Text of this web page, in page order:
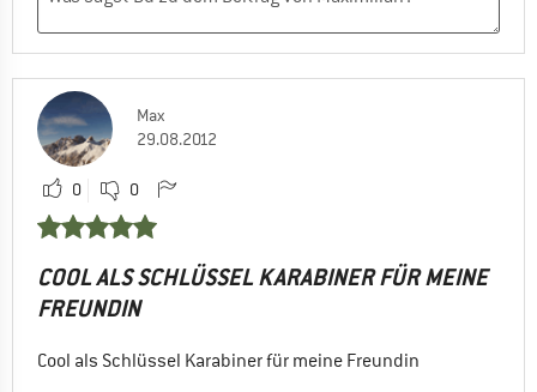
Max
29.08.2012
0 0
COOL ALS SCHLÜSSEL KARABINER FÜR MEINE
FREUNDIN
Cool als Schlüssel Karabiner für meine Freundin